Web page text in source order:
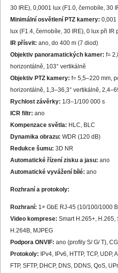
30 IRE), 0,0001 lux (F1.0, černobíle, 30
Minimální osvětlení PTZ kamery: 0,001
lux (F1.4, černobíle, 30 IRE), 0 lux při IR
IR přísvit: ano, do 400 m (7 diod)
Objektiv panoramatických kamer: f=
horizontálně, 103° vertikálně
Objektiv PTZ kamery: f= 5,5–220 mm,
horizontálně, 1,3–36,3° vertikálně,
Rychlost závěrky: 1/3–1/100 000 s
ICR filtr: ano
Kompenzace světla: HLC, BLC
Dynamika obrazu: WDR (120 dB)
Redukce šumu: 3D NR
Automatické řízení zisku a jasu: ano
Automatické vyvážení bílé: ano
Rozhraní a protokoly:
Rozhraní: 1× GbE RJ-45 (10/100/1000
Video komprese: Smart H.265+, H.265,
H.264B, MJPEG
Podpora ONVIF: ano (profily S/ G/ T),
Protokoly: IPv4, IPv6, HTTP, TCP, UDP,
FTP, SFTP, DHCP, DNS, DDNS, QoS,